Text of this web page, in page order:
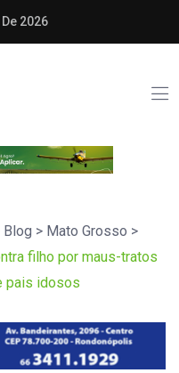
2026
Blog > Mato Grosso >
filho por maus-tratos
pais idosos